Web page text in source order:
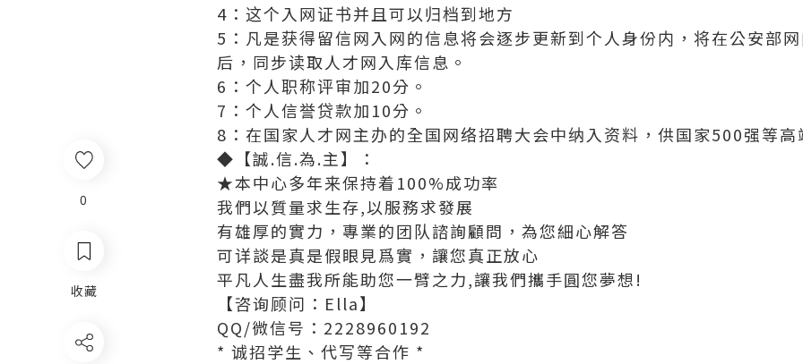
0
收藏
4：这个入网证书并且可以归档到地方
5：凡是获得留信网入网的信息将会逐步更新到个人身份内，将在公安部
后，同步读取人才网入库信息。
6：个人职称评审加20分。
7：个人信誉贷款加10分。
8：在国家人才网主办的全国网络招聘大会中纳入资料，供国家500强等
◆【誠.信.為.主】：
★本中心多年来保持着100%成功率
我們以質量求生存,以服務求發展
有雄厚的實力，專業的团队諮詢顧問，為您細心解答
可详談是真是假眼見爲實，讓您真正放心
平凡人生盡我所能助您一臂之力,讓我們攜手圓您夢想!
【咨询顾问：Ella】
QQ/微信号：2228960192
* 诚招学生、代写等合作 *